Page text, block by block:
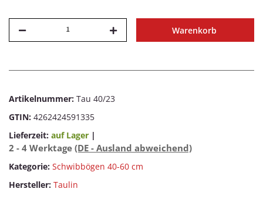
Warenkorb
Artikelnummer: Tau 40/23
GTIN: 4262424591335
Lieferzeit: auf Lager |
2 - 4 Werktage (DE - Ausland abweichend)
Kategorie: Schwibbögen 40-60 cm
Hersteller: Taulin